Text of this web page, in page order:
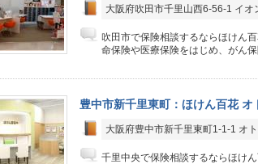
大阪府吹田市千里山西6-56-1 イオ
吹田市で保険相談するならほけん
命保険や医療保険をはじめ、がん
豊中市新千里東町：ほけん百花 オ
大阪府豊中市新千里東町1-1-1 オ
千里中央で保険相談するならほけ